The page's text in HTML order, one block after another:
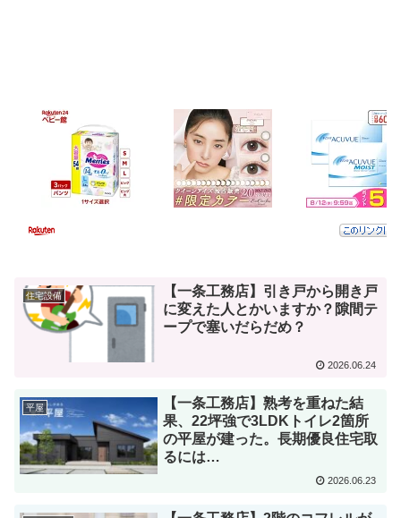
住宅設備
【一条工務店】引き戸から開き戸
に変えた人とかいますか？隙間テ
ープで塞いだらだめ？
2026.06.24
平屋
【一条工務店】熟考を重ねた結
果、22坪強で3LDKトイレ2箇所
の平屋が建った。長期優良住宅取
るには…
2026.06.23